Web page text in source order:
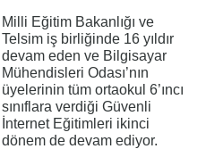
Milli Eğitim Bakanlığı ve
Telsim iş birliğinde 16 yıldır
devam eden ve Bilgisayar
Mühendisleri Odası’nın
üyelerinin tüm ortaokul 6’ıncı
sınıflara verdiği Güvenli
İnternet Eğitimleri ikinci
dönem de devam ediyor.